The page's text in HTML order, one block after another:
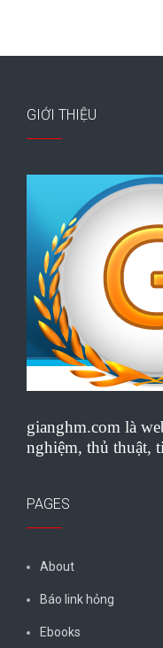
GIỚI THIỆU
gianghm.com là
nghiệm, thủ thuật,
PAGES
About
Báo link hỏng
Ebooks